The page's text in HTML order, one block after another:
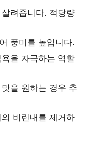
려줍니다. 적당량
풍미를 높입니다.
을 자극하는 역할
맛을 원하는 경우 추
비린내를 제거하